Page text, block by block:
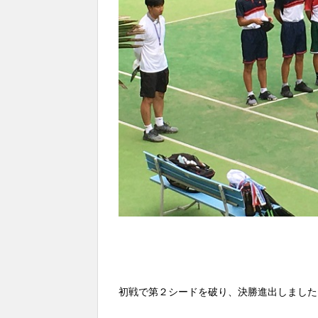
初戦で第２シードを破り、決勝進出しまし